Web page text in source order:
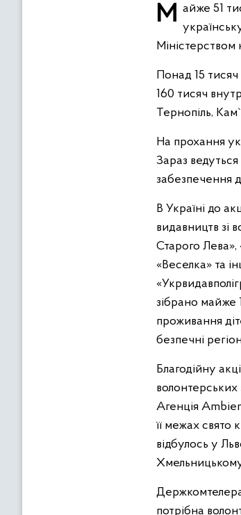
Майже 51 тисячу книг передано дітям-переселенцям у межах благодійної акції «Українським дітям –
Міністерством
Понад 15
160 тисяч
Тернопіль,
На прохання
Зараз
забезпечення
В Україні до
видавництв зі
Старого Лева»,
«Веселка» та
зібрано майже
проживання
безпечні
Благодійну
волонтерських
Агенція
її межах свято
відбулось у
потрібна